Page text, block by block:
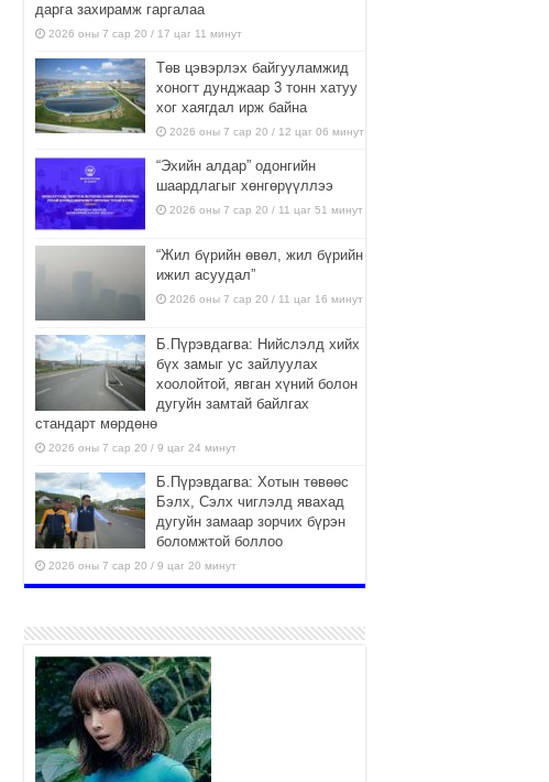
дарга захирамж гаргалаа
2026 оны 7 сар 20 / 17 цаг 11 минут
Төв цэвэрлэх байгууламжид
хоногт дунджаар 3 тонн хатуу
хог хаягдал ирж байна
2026 оны 7 сар 20 / 12 цаг 06 минут
“Эхийн алдар” одонгийн
шаардлагыг хөнгөрүүллээ
2026 оны 7 сар 20 / 11 цаг 51 минут
“Жил бүрийн өвөл, жил бүрийн
ижил асуудал”
2026 оны 7 сар 20 / 11 цаг 16 минут
Б.Пүрэвдагва: Нийслэлд хийх
бүх замыг ус зайлуулах
хоолойтой, явган хүний болон
дугуйн замтай байлгах
стандарт мөрдөнө
2026 оны 7 сар 20 / 9 цаг 24 минут
Б.Пүрэвдагва: Хотын төвөөс
Бэлх, Сэлх чиглэлд явахад
дугуйн замаар зорчих бүрэн
боломжтой боллоо
2026 оны 7 сар 20 / 9 цаг 20 минут
шугам хоолойн ажил 80
хувьтай үргэлжилж байна
2026 оны 7 сар 20 / 9 цаг 14 минут
Усархаг аадар бороо орж
байгаа тул аюулгүй байдлаа
хангаж, үер усны аюулаас
сэрэмжлэхийг нийслэлийн